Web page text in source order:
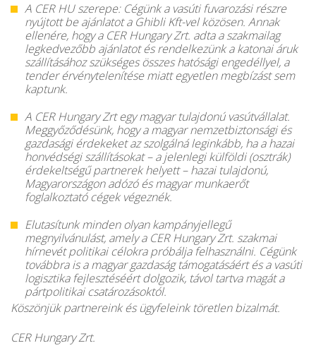
A CER HU szerepe: Cégünk a vasúti fuvarozási részre
nyújtott be ajánlatot a Ghibli Kft-vel közösen. Annak
ellenére, hogy a CER Hungary Zrt. adta a szakmailag
legkedvezőbb ajánlatot és rendelkezünk a katonai áruk
szállításához szükséges összes hatósági engedéllyel, a
tender érvénytelenítése miatt egyetlen megbízást sem
kaptunk.
A CER Hungary Zrt egy magyar tulajdonú vasútvállalat.
Meggyőződésünk, hogy a magyar nemzetbiztonsági és
gazdasági érdekeket az szolgálná leginkább, ha a hazai
honvédségi szállításokat – a jelenlegi külföldi (osztrák)
érdekeltségű partnerek helyett – hazai tulajdonú,
Magyarországon adózó és magyar munkaerőt
foglalkoztató cégek végeznék.
Elutasítunk minden olyan kampányjellegű
megnyilvánulást, amely a CER Hungary Zrt. szakmai
hírnevét politikai célokra próbálja felhasználni. Cégünk
továbbra is a magyar gazdaság támogatásáért és a vasúti
logisztika fejlesztéséért dolgozik, távol tartva magát a
pártpolitikai csatározásoktól.
Köszönjük partnereink és ügyfeleink töretlen bizalmát.
CER Hungary Zrt.